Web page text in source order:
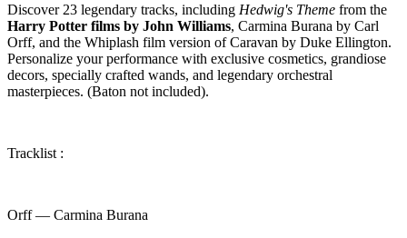
Discover 23 legendary tracks, including Hedwig's Theme from the
Harry Potter films by John Williams, Carmina Burana by Carl
Orff, and the Whiplash film version of Caravan by Duke Ellington.
Personalize your performance with exclusive cosmetics, grandiose
decors, specially crafted wands, and legendary orchestral
masterpieces. (Baton not included).
Tracklist :
Orff — Carmina Burana